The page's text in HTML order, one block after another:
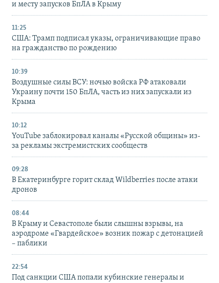
и месту запусков БпЛА в Крыму
11:25
США: Трамп подписал указы, ограничивающие право
на гражданство по рождению
10:39
Воздушные силы ВСУ: ночью войска РФ атаковали
Украину почти 150 БпЛА, часть из них запускали из
Крыма
10:12
YouTube заблокировал каналы «Русской общины» из-
за рекламы экстремистских сообществ
09:28
В Екатеринбурге горит склад Wildberries после атаки
дронов
08:44
В Крыму и Севастополе были слышны взрывы, на
аэродроме «Гвардейское» возник пожар с детонацией
– паблики
22:54
Под санкции США попали кубинские генералы и